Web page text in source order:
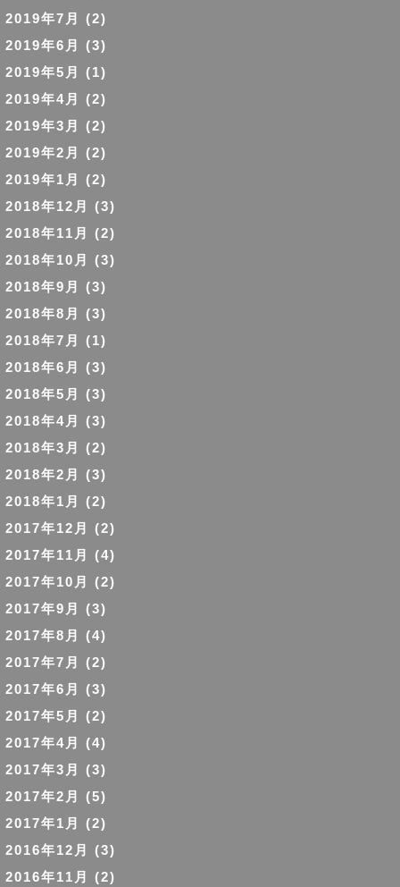
2019年7月
(2)
2019年6月
(3)
2019年5月
(1)
2019年4月
(2)
2019年3月
(2)
2019年2月
(2)
2019年1月
(2)
2018年12月
(3)
2018年11月
(2)
2018年10月
(3)
2018年9月
(3)
2018年8月
(3)
2018年7月
(1)
2018年6月
(3)
2018年5月
(3)
2018年4月
(3)
2018年3月
(2)
2018年2月
(3)
2018年1月
(2)
2017年12月
(2)
2017年11月
(4)
2017年10月
(2)
2017年9月
(3)
2017年8月
(4)
2017年7月
(2)
2017年6月
(3)
2017年5月
(2)
2017年4月
(4)
2017年3月
(3)
2017年2月
(5)
2017年1月
(2)
2016年12月
(3)
2016年11月
(2)